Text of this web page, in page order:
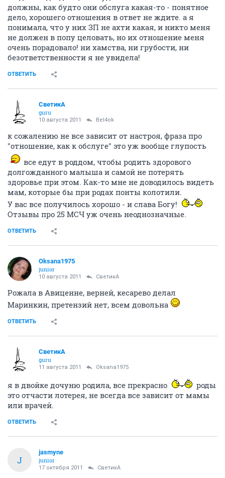
должны, как будто они обслуга какая-то - понятное
дело, хорошего отношения в ответ не ждите. а я
понимала, что у них ЗП не ахти какая, и никто меня
не должен в попу целовать, но их отношение меня
очень порадовало! ни хамства, ни грубости, ни
безответственности я не увидела!
ОТВЕТИТЬ
СветикА
guru
10 августа 2011 Bel4ok
к сожалению не все зависит от настроя, фраза про
"отношение, как к обслуге" это уж вообще глупость
все едут в роддом, чтобы родить здорового
долгожданного малыша и самой не потерять
здоровье при этом. Как-то мне не доводилось видеть
мам, которые бы при родах понты колотили.
У вас все получилось хорошо - и слава Богу!
Отзывы про 25 МСЧ уж очень неоднозначные.
ОТВЕТИТЬ
Oksana1975
junior
10 августа 2011 СветикА
Рожала в Авиценне, верней, кесарево делал
Маринкин, претензий нет, всем довольна
ОТВЕТИТЬ
СветикА
guru
11 августа 2011 Oksana1975
я в двойке дочуню родила, все прекрасно
роды
это отчасти лотерея, не всегда все зависит от мамы
или врачей.
ОТВЕТИТЬ
J
jasmyne
junior
17 октября 2011 СветикА